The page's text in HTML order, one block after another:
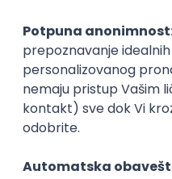
Istaknuti poslodavci